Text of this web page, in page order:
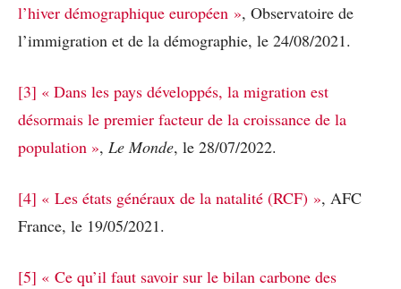
l’hiver démographique européen », Observatoire de
l’immigration et de la démographie, le 24/08/2021.
[3] « Dans les pays développés, la migration est
désormais le premier facteur de la croissance de la
population », Le Monde, le 28/07/2022.
[4] « Les états généraux de la natalité (RCF) », AFC
France, le 19/05/2021.
[5] « Ce qu’il faut savoir sur le bilan carbone des